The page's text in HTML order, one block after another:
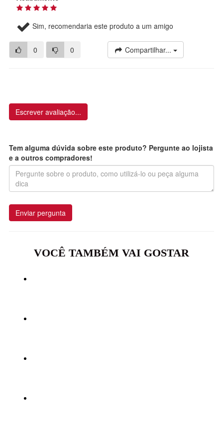
Sim, recomendaria este produto a um amigo
0 0 Compartilhar...
Escrever avaliação...
Tem alguma dúvida sobre este produto? Pergunte ao lojista
e a outros compradores!
Enviar pergunta
VOCÊ TAMBÉM VAI GOSTAR